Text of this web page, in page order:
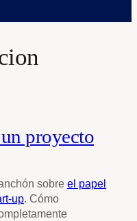
proyecto
sobre el papel
up. Cómo